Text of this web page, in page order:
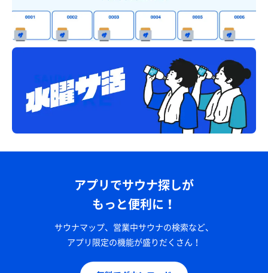
アプリでサウナ探しが
もっと便利に！
サウナマップ、営業中サウナの検索など、
アプリ限定の機能が盛りだくさん！